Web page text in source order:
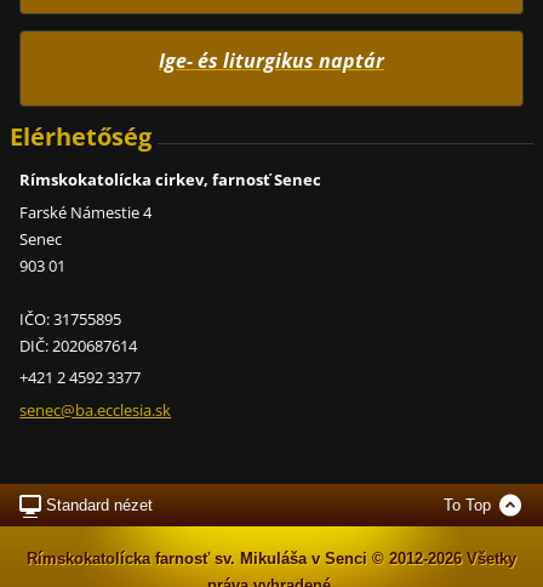
Ige- és liturgikus naptár
Elérhetőség
Rímskokatolícka cirkev, farnosť Senec
Farské Námestie 4
Senec
903 01
IČO: 31755895
DIČ: 2020687614
+421 2 4592 3377
senec@ba.ecclesia.sk
Standard nézet To Top
Rímskokatolícka farnosť sv. Mikuláša v Senci © 2012-2026 Všetky